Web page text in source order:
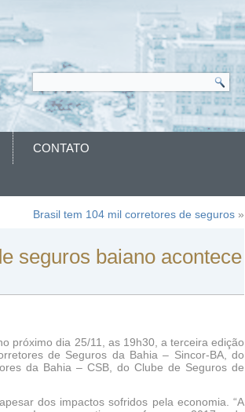
CONTATO
Brasil tem 104 mil corretores de seguros »
seguros baiano acontece
próximo dia 25/11, as 19h30, a terceira edição
de Seguros da Bahia – Sincor-BA, do
da Bahia – CSB, do Clube de Seguros de
dos impactos sofridos pela economia. “A